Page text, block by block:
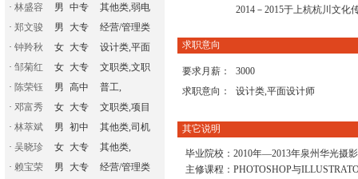
· 林盛容 男 中专
其他类,弱电
· 郑文骏 男 大专
经营/管理类
· 钟羚秋 女 大专
设计类,平面
· 邹菊红 女 大专
文职类,文职
· 陈荣钰 男 高中
普工,
· 邓富秀 女 大专
文职类,项目
· 林萃斌 男 初中
其他类,司机
· 吴晓珍 女 大专
其他类,
· 赖宝荣 男 大专
经营/管理类
2014－2015于上杭杭川文化
求职意向
要求月薪：
3000
求职意向：
设计类,平面设计师
其它说明
毕业院校：2010年—2013年泉州华光摄
主修课程：PHOTOSHOP与